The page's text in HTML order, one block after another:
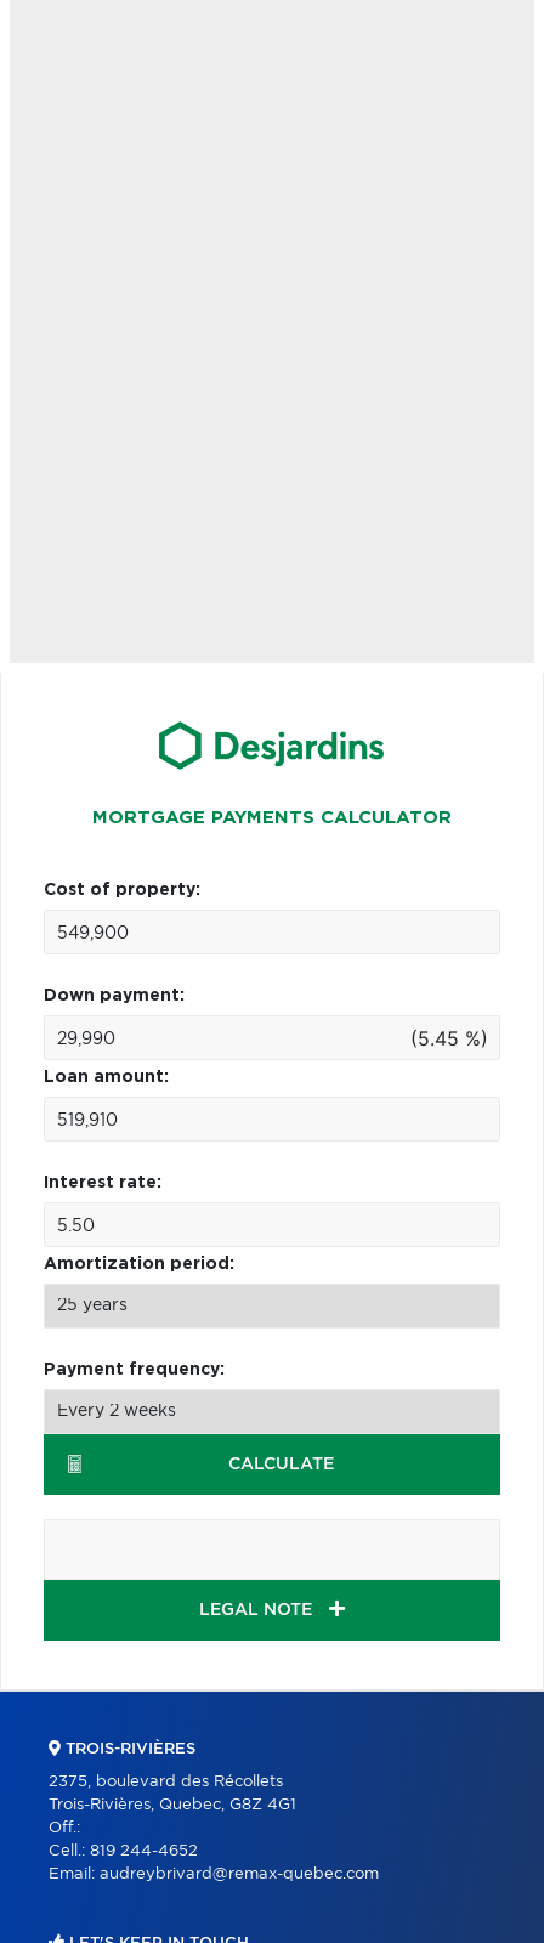
MORTGAGE PAYMENTS CALCULATOR
Cost of property:
Down payment:
(5.45 %)
Loan amount:
Interest rate:
Amortization period:
Payment frequency:
CALCULATE
LEGAL NOTE
TROIS-RIVIÈRES
2375, boulevard des Récollets
Trois-Rivières, Quebec, G8Z 4G1
Off.:
Cell.: 819 244-4652
Email: audreybrivard@remax-quebec.com